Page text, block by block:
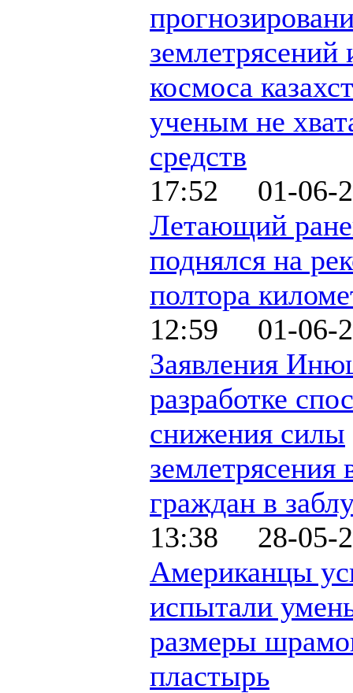
землетрясений
космоса
ученым не
средств
17:52 01-06-
Летающий
поднялся на
полтора
12:59 01-06-
Заявления
разработке
снижения силы
землетрясения
граждан в
13:38 28-05-
Американцы
испытали
размеры
пластырь